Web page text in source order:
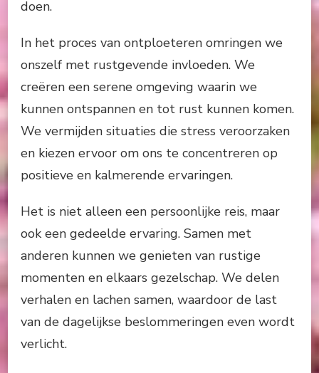
doen.
In het proces van ontploeteren omringen we
onszelf met rustgevende invloeden. We
creëren een serene omgeving waarin we
kunnen ontspannen en tot rust kunnen komen.
We vermijden situaties die stress veroorzaken
en kiezen ervoor om ons te concentreren op
positieve en kalmerende ervaringen.
Het is niet alleen een persoonlijke reis, maar
ook een gedeelde ervaring. Samen met
anderen kunnen we genieten van rustige
momenten en elkaars gezelschap. We delen
verhalen en lachen samen, waardoor de last
van de dagelijkse beslommeringen even wordt
verlicht.